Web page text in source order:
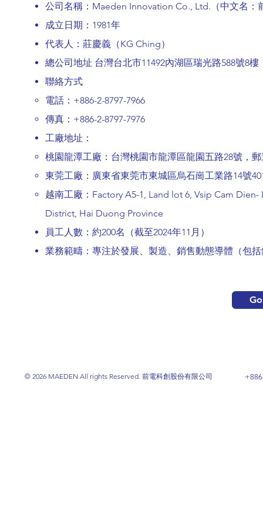
公司名稱：Maeden Innovation Co., Ltd.（中文名：
成立日期：1981年
代表人：莊慶義（KG Ching）
總公司地址 台灣台北市11492內湖區瑞光路588號8樓
聯絡方式
電話：+886-2-8797-7966
傳真：+886-2-8797-7976
工廠地址：
桃園龍潭工廠：台灣桃園市龍潭區龍園五路28號，郵
東莞工廠：廣東省東莞市東城區烏石崗工業路14號
越南工廠：Factory A5-1, Land lot 6, Vsip Cam
District, Hai Duong Province
員工人數：約200名（截至2024年11月）
業務範疇：專注於發展、製造、銷售動態導體（包
© 2026 MAEDEN All rights Reserved. 前電科創股份有限公司